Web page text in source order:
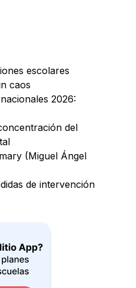
escolares
caos
2026:
del
(Miguel Ángel
de intervención